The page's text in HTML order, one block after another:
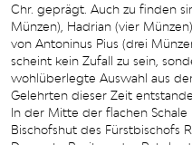
Chr. geprägt. Auch zu finden
Münzen), Hadrian (vier
von Antoninus Pius (drei
scheint kein Zufall zu sein,
wohlüberlegte Auswahl aus
Gelehrten dieser Zeit
In der Mitte der flachen
Bischofshut des Fürstbischofs